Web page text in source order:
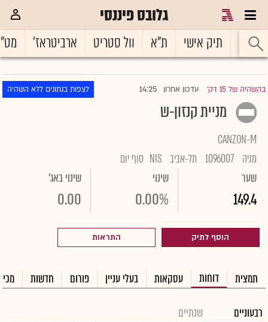
גלובס פיננסי
ראשי תיק אישי ת"א וול סטריט ארביטראז'
בהשהיה של 15 דק' |עדכון אחרון 14:25 לצפות בנתונים ללא השהיה
מניית קנזון-ש
CANZON-M
מניה 1096007 תל-אביב NIS סוף יום
שער
149.4
שינוי
0.00%
שינוי באג'
0.00
הוסף לתיק התראות
תמצית דוחות עסקאות בעלי עניין פורום חדשות
רבעוניים שנתיים